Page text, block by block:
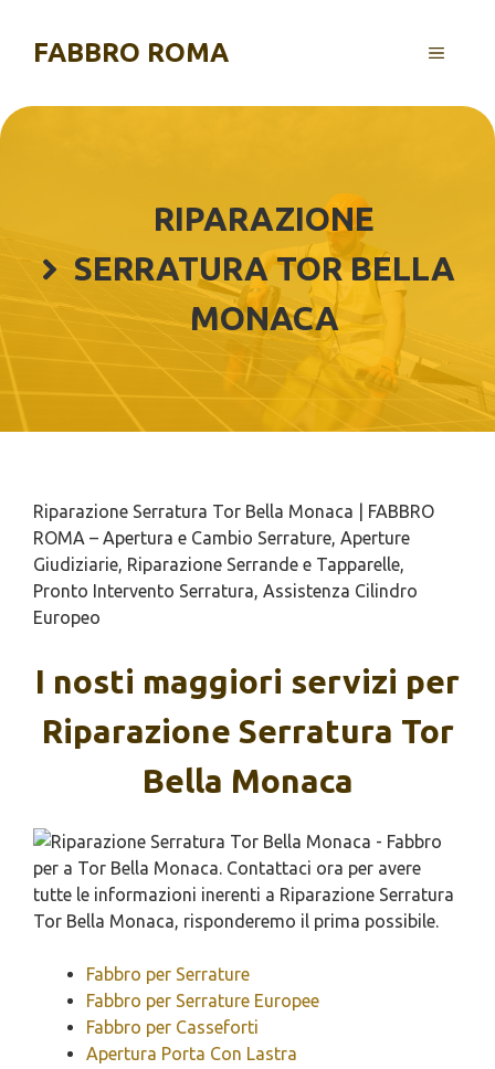
contenuto
FABBRO ROMA MENU
RIPARAZIONE
SERRATURA TOR BELLA
MONACA
Riparazione Serratura Tor Bella Monaca | FABBRO
ROMA – Apertura e Cambio Serrature, Aperture
Giudiziarie, Riparazione Serrande e Tapparelle,
Pronto Intervento Serratura, Assistenza Cilindro
Europeo
I nosti maggiori servizi per
Riparazione Serratura Tor
Bella Monaca
Fabbro per Serrature
Fabbro per Serrature Europee
Fabbro per Casseforti
Apertura Porta Con Lastra